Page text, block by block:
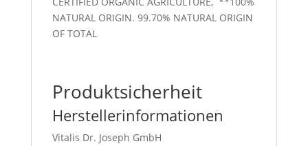
NATURAL ORIGIN. 99.70% NATURAL ORIGIN
OF TOTAL
Produktsicherheit
Herstellerinformationen
Vitalis Dr. Joseph GmbH